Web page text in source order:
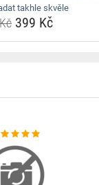
takhle skvěle
399 Kč